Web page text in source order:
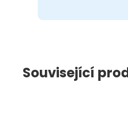
Související